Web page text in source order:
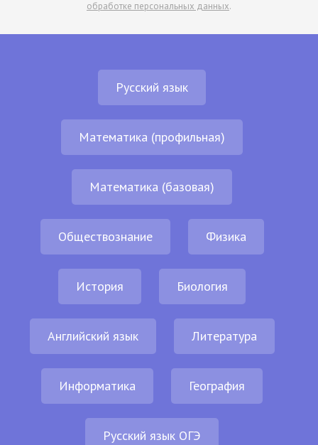
обработке персональных данных.
Русский язык
Математика (профильная)
Математика (базовая)
Обществознание Физика
История Биология
Английский язык Литература
Информатика География
Русский язык ОГЭ